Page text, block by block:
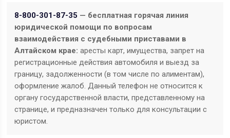
8-800-301-87-35 — бесплатная горячая линия
юридической помощи по вопросам
взаимодействия с судебными приставами в
Алтайском крае: аресты карт, имущества, запрет на
регистрационные действия автомобиля и выезд за
границу, задолженности (в том числе по алиментам),
оформление жалоб. Данный телефон не относится к
органу государственной власти, представленному на
странице, и предназначен только для консультации с
юристом.